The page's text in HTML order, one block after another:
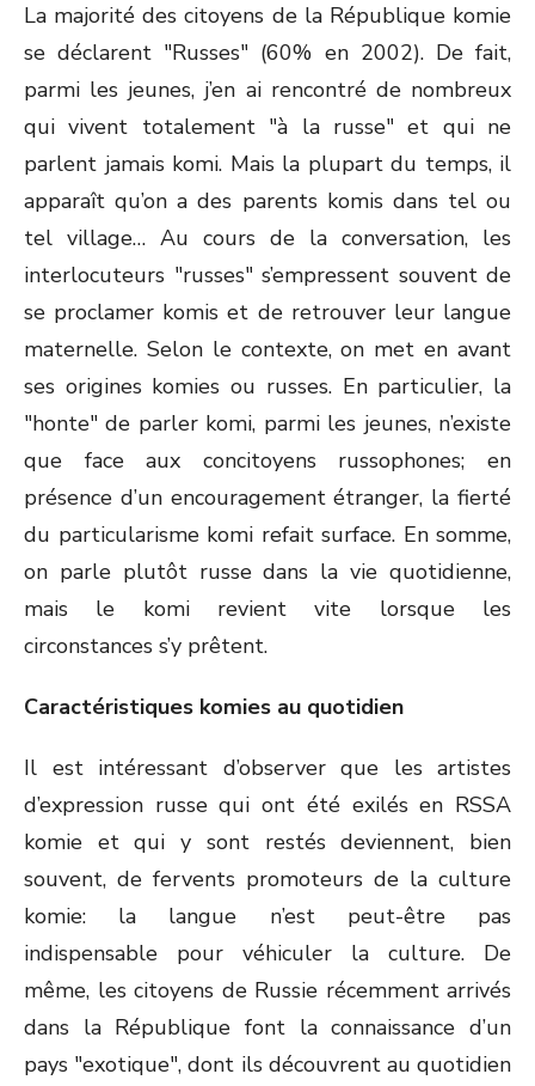
La majorité des citoyens de la République komie
se déclarent "Russes" (60% en 2002). De fait,
parmi les jeunes, j’en ai rencontré de nombreux
qui vivent totalement "à la russe" et qui ne
parlent jamais komi. Mais la plupart du temps, il
apparaît qu’on a des parents komis dans tel ou
tel village… Au cours de la conversation, les
interlocuteurs "russes" s’empressent souvent de
se proclamer komis et de retrouver leur langue
maternelle. Selon le contexte, on met en avant
ses origines komies ou russes. En particulier, la
"honte" de parler komi, parmi les jeunes, n’existe
que face aux concitoyens russophones; en
présence d’un encouragement étranger, la fierté
du particularisme komi refait surface. En somme,
on parle plutôt russe dans la vie quotidienne,
mais le komi revient vite lorsque les
circonstances s’y prêtent.
Caractéristiques komies au quotidien
Il est intéressant d’observer que les artistes
d’expression russe qui ont été exilés en RSSA
komie et qui y sont restés deviennent, bien
souvent, de fervents promoteurs de la culture
komie: la langue n’est peut-être pas
indispensable pour véhiculer la culture. De
même, les citoyens de Russie récemment arrivés
dans la République font la connaissance d’un
pays "exotique", dont ils découvrent au quotidien